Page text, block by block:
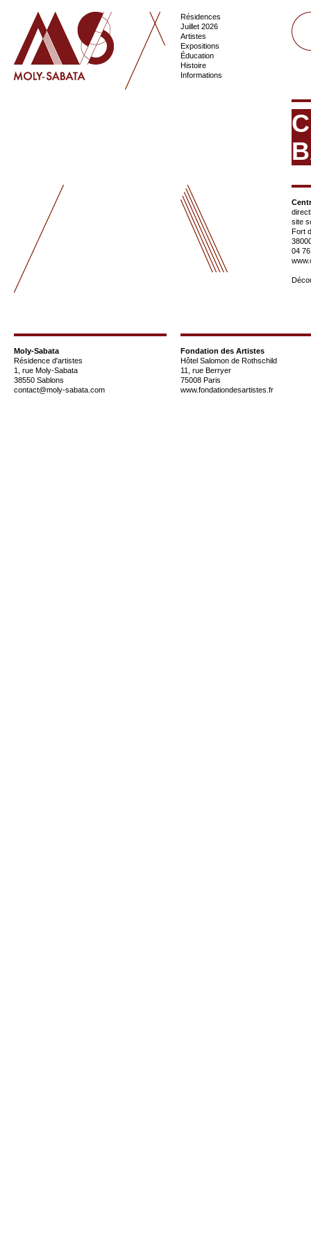
Résidences
Juillet 2026
Artistes
Expositions
Éducation
Histoire
Informations
site
Fort
04
Moly-Sabata
Résidence d'artistes
1, rue Moly-Sabata
38550 Sablons
contact@moly-sabata.com
Fondation des Artistes
Hôtel Salomon de Rothschild
11, rue Berryer
75008 Paris
www.fondationdesartistes.fr